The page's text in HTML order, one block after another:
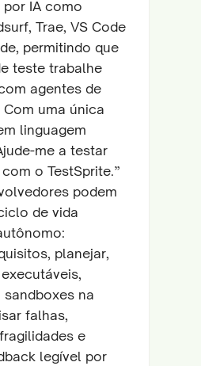
IA como
Trae, VS Code
permitindo que
teste trabalhe
agentes de
uma única
linguagem
me a testar
o TestSprite.”
podem
de vida
planejar,
na
falhas,
e
legível por